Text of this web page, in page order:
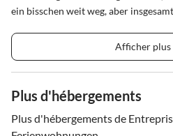
ein bisschen weit weg, aber
Afficher plus
Plus d'hébergements
Plus d'hébergements de